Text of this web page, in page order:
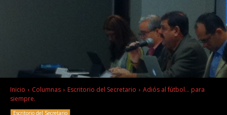
Inicio Columnas Escritorio del Secretario
Adiós al fútbol... para
siempre.
Escritorio del Secretario